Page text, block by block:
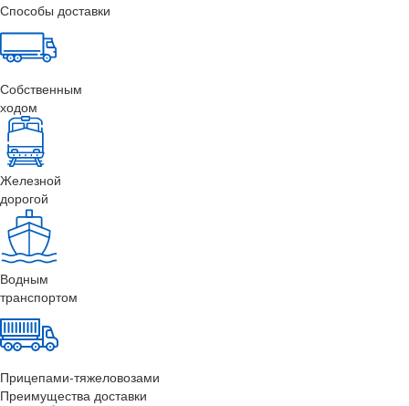
Способы доставки
Собственным
ходом
Железной
дорогой
Водным
транспортом
Прицепами-тяжеловозами
Преимущества доставки